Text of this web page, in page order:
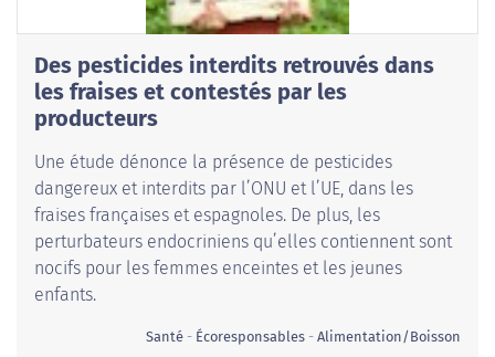
Des pesticides interdits retrouvés dans
les fraises et contestés par les
producteurs
Une étude dénonce la présence de pesticides
dangereux et interdits par l’ONU et l’UE, dans les
fraises françaises et espagnoles. De plus, les
perturbateurs endocriniens qu’elles contiennent sont
nocifs pour les femmes enceintes et les jeunes
enfants.
Santé Écoresponsables Alimentation/Boisson